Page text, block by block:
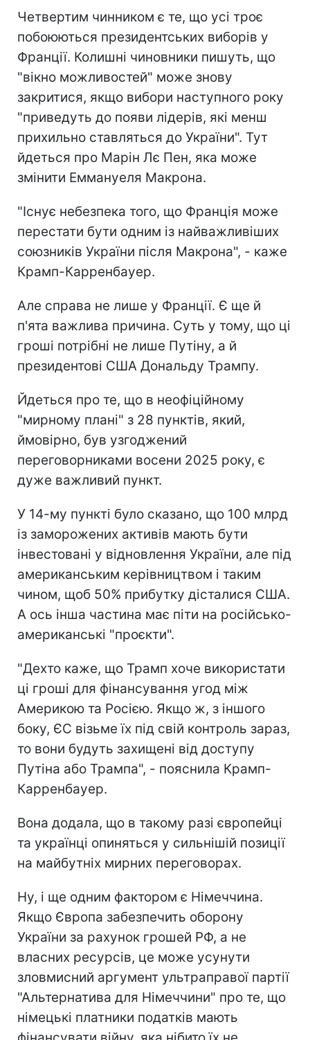
Четвертим чинником є те, що усі троє
побоюються президентських виборів у
Франції. Колишні чиновники пишуть, що
"вікно можливостей" може знову
закритися, якщо вибори наступного року
"приведуть до появи лідерів, які менш
прихильно ставляться до України". Тут
йдеться про Марін Лє Пен, яка може
змінити Еммануеля Макрона.
"Існує небезпека того, що Франція може
перестати бути одним із найважливіших
союзників України після Макрона", - каже
Крамп-Карренбауер.
Але справа не лише у Франції. Є ще й
п'ята важлива причина. Суть у тому, що ці
гроші потрібні не лише Путіну, а й
президентові США Дональду Трампу.
Йдеться про те, що в неофіційному
"мирному плані" з 28 пунктів, який,
ймовірно, був узгоджений
переговорниками восени 2025 року, є
дуже важливий пункт.
У 14-му пункті було сказано, що 100 млрд
із заморожених активів мають бути
інвестовані у відновлення України, але під
американським керівництвом і таким
чином, щоб 50% прибутку дісталися США.
А ось інша частина має піти на російсько-
американські "проєкти".
"Дехто каже, що Трамп хоче використати
ці гроші для фінансування угод між
Америкою та Росією. Якщо ж, з іншого
боку, ЄС візьме їх під свій контроль зараз,
то вони будуть захищені від доступу
Путіна або Трампа", - пояснила Крамп-
Карренбауер.
Вона додала, що в такому разі європейці
та українці опиняться у сильнішій позиції
на майбутніх мирних переговорах.
Ну, і ще одним фактором є Німеччина.
Якщо Європа забезпечить оборону
України за рахунок грошей РФ, а не
власних ресурсів, це може усунути
зловмисний аргумент ультраправої партії
"Альтернатива для Німеччини" про те, що
німецькі платники податків мають